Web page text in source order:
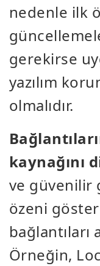
nedenle ilk
gerekirse
yazılım
olmalıdır.
kaynağını
ve güvenilir
özeni
Örneğin,